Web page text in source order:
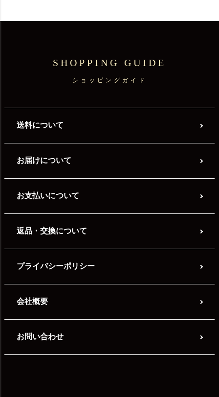
SHOPPING GUIDE
ショッピングガイド
送料について
お届けについて
お支払いについて
返品・交換について
プライバシーポリシー
会社概要
お問い合わせ